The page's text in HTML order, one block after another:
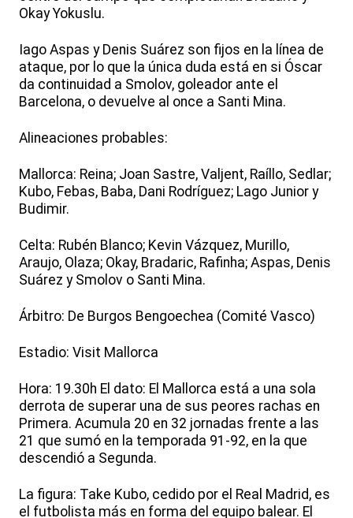
Okay Yokuslu.
Iago Aspas y Denis Suárez son fijos en la línea de
ataque, por lo que la única duda está en si Óscar
da continuidad a Smolov, goleador ante el
Barcelona, o devuelve al once a Santi Mina.
Alineaciones probables:
Mallorca: Reina; Joan Sastre, Valjent, Raíllo, Sedlar;
Kubo, Febas, Baba, Dani Rodríguez; Lago Junior y
Budimir.
Celta: Rubén Blanco; Kevin Vázquez, Murillo,
Araujo, Olaza; Okay, Bradaric, Rafinha; Aspas, Denis
Suárez y Smolov o Santi Mina.
Árbitro: De Burgos Bengoechea (Comité Vasco)
Estadio: Visit Mallorca
Hora: 19.30h El dato: El Mallorca está a una sola
derrota de superar una de sus peores rachas en
Primera. Acumula 20 en 32 jornadas frente a las
21 que sumó en la temporada 91-92, en la que
descendió a Segunda.
La figura: Take Kubo, cedido por el Real Madrid, es
el futbolista más en forma del equipo balear. El